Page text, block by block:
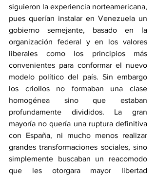
siguieron la experiencia norteamericana,
pues querían instalar en Venezuela un
gobierno semejante, basado en la
organización federal y en los valores
liberales como los principios más
convenientes para conformar el nuevo
modelo político del país. Sin embargo
los criollos no formaban una clase
homogénea sino que estaban
profundamente divididos. La gran
mayoría no quería una ruptura definitiva
con España, ni mucho menos realizar
grandes transformaciones sociales, sino
simplemente buscaban un reacomodo
que les otorgara mayor libertad